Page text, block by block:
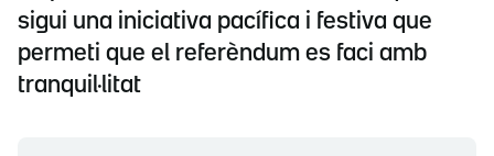
sigui una iniciativa pacífica i festiva que
permeti que el referèndum es faci amb
tranquil·litat